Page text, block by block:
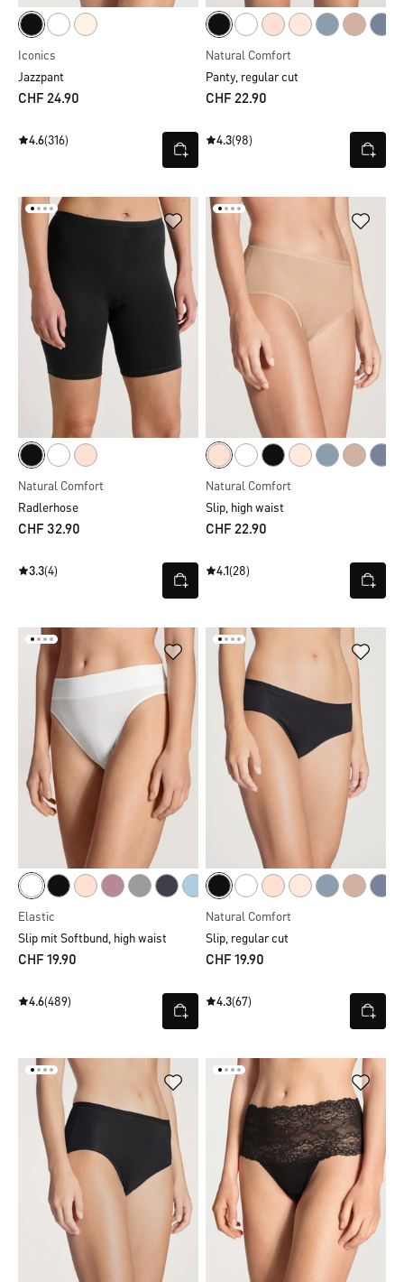
Iconics
Jazzpant
CHF 24.90
4.6(316)
Natural Comfort
Panty, regular cut
CHF 22.90
4.3(98)
Natural Comfort
Radlerhose
CHF 32.90
3.3(4)
Natural Comfort
Slip, high waist
CHF 22.90
4.1(28)
Elastic
Slip mit Softbund, high waist
CHF 19.90
4.6(489)
Natural Comfort
Slip, regular cut
CHF 19.90
4.3(67)